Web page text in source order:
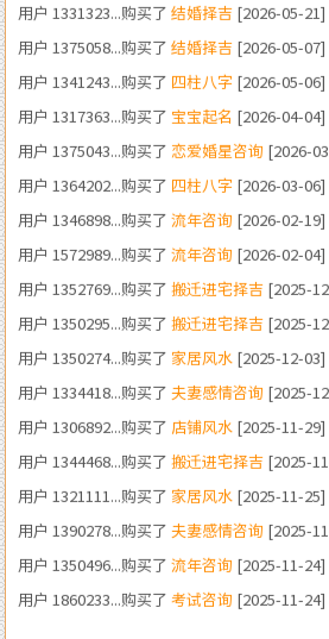
用户 1341243...购买了 四柱八字 [2026-05-06]
用户 1317363...购买了 宝宝起名 [2026-04-04]
用户 1375043...购买了 恋爱婚星咨询[2026-03-
用户 1364202...购买了 四柱八字 [2026-03-06]
用户 1346898...购买了 流年咨询[2026-02-19]
用户 1572989...购买了 流年咨询 [2026-02-04]
用户 1352769...购买了 搬迁进宅择吉[2025-12-
用户 1350295...购买了 搬迁进宅择吉[2025-12-
用户 1350274...购买了 家居风水[2025-12-03]
用户 1334418...购买了 夫妻感情咨询 [2025-
用户 1306892...购买了 店铺风水 [2025-11-29]
用户 1344468...购买了 搬迁进宅择吉 [2025-
用户 1321111...购买了 家居风水 [2025-11-25]
用户 1390278...购买了 夫妻感情咨询 [2025-
用户 1350496...购买了 流年咨询 [2025-11-24]
用户 1860233...购买了 考试咨询[2025-11-24]